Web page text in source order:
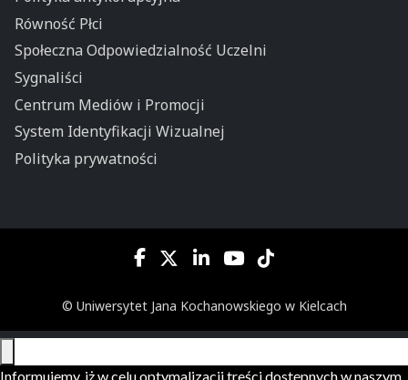
Równość Płci
Społeczna Odpowiedzialność Uczelni
Sygnaliści
Centrum Mediów i Promocji
System Identyfikacji Wizualnej
Polityka prywatności
© Uniwersytet Jana Kochanowskiego w Kielcach
Informujemy, iż w celu optymalizacji treści dostępnych w naszym